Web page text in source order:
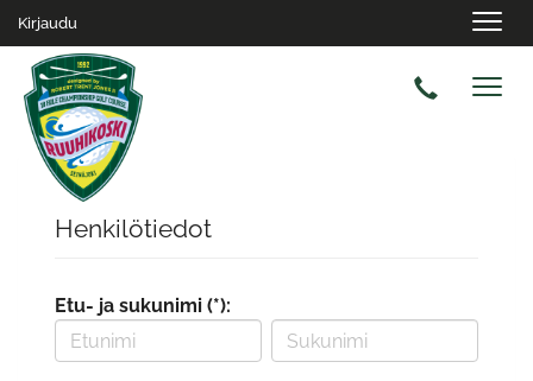
Kirjaudu
Henkilötiedot
Etu- ja sukunimi (*):